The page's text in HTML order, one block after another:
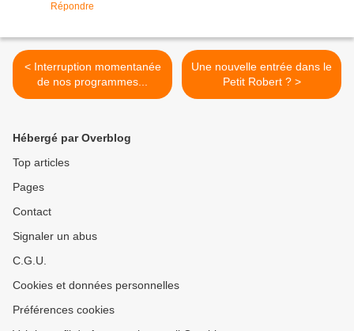
Répondre
< Interruption momentanée
de nos programmes...
Une nouvelle entrée dans le
Petit Robert ? >
Hébergé par Overblog
Top articles
Pages
Contact
Signaler un abus
C.G.U.
Cookies et données personnelles
Préférences cookies